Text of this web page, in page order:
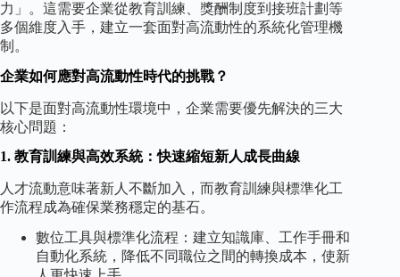
力」。這需要企業從教育訓練、獎酬制度到接班計劃等
多個維度入手，建立一套面對高流動性的系統化管理機
制。
企業如何應對高流動性時代的挑戰？
以下是面對高流動性環境中，企業需要優先解決的三大
核心問題：
1. 教育訓練與高效系統：快速縮短新人成長曲線
人才流動意味著新人不斷加入，而教育訓練與標準化工
作流程成為確保業務穩定的基石。
數位工具與標準化流程：建立知識庫、工作手冊和
自動化系統，降低不同職位之間的轉換成本，使新